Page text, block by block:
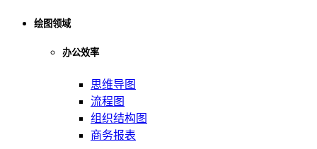
绘图领域
办公效率
思维导图
流程图
组织结构图
商务报表